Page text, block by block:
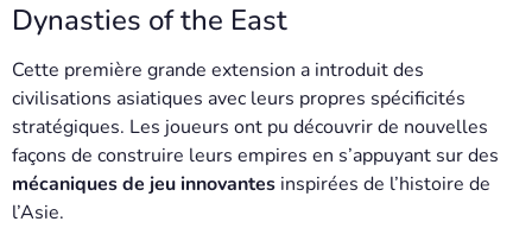
Dynasties of the East
Cette première grande extension a introduit des
civilisations asiatiques avec leurs propres spécificités
stratégiques. Les joueurs ont pu découvrir de nouvelles
façons de construire leurs empires en s’appuyant sur des
mécaniques de jeu innovantes inspirées de l’histoire de
l’Asie.